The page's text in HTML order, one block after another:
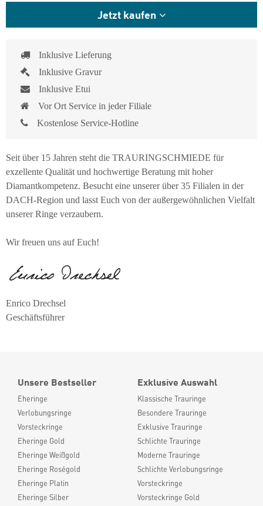
Jetzt kaufen
Inklusive Lieferung
Inklusive Gravur
Inklusive Etui
Vor Ort Service in jeder Filiale
Kostenlose Service-Hotline
Seit über 15 Jahren steht die TRAURINGSCHMIEDE für
exzellente Qualität und hochwertige Beratung mit hoher
Diamantkompetenz. Besucht eine unserer über 35 Filialen in der
DACH-Region und lasst Euch von der außergewöhnlichen Vielfalt
unserer Ringe verzaubern.
Wir freuen uns auf Euch!
Enrico Drechsel
Geschäftsführer
Unsere Bestseller
Eheringe
Verlobungsringe
Vorsteckringe
Eheringe Gold
Eheringe Weißgold
Eheringe Roségold
Eheringe Platin
Eheringe Silber
Exklusive Auswahl
Klassische Trauringe
Besondere Trauringe
Exklusive Trauringe
Schlichte Trauringe
Moderne Trauringe
Schlichte Verlobungsringe
Vorsteckringe
Vorsteckringe Gold